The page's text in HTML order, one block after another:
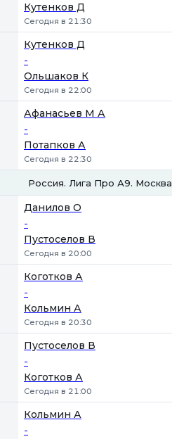
Кутенков Д
Сегодня в 21:30
Кутенков Д
-
Ольшаков К
Сегодня в 22:00
Афанасьев М А
-
Потапков А
Сегодня в 22:30
Россия. Лига Про А9. Москва
Данилов О
-
Пустоселов В
Сегодня в 20:00
Коготков А
-
Кольмин А
Сегодня в 20:30
Пустоселов В
-
Коготков А
Сегодня в 21:00
Кольмин А
-